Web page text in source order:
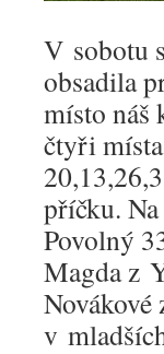
V sobotu
obsadila
místo náš
čtyři
příčku.
Povolný
Magda z
v